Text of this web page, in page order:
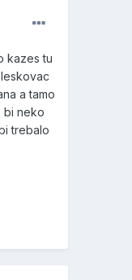
kazes tu
a tamo
bi neko
trebalo